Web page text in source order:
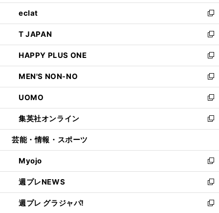
開
く
ウ
で
開
く
ン
ド
ウ
で
開
く
ウ
ィ
ン
ド
ウ
で
開
く
し
い
ウ
ィ
ン
ド
ウ
で
開
く
eclat
新
し
い
ウ
ィ
ン
ド
ウ
で
開
く
T JAPAN
新
し
い
ウ
ィ
ン
ド
ウ
で
開
HAPPY PLUS ONE
新
し
い
ウ
ィ
ン
ド
ウ
開
く
MEN'S NON-NO
新
し
い
ウ
ィ
ン
ウ
で
開
く
UOMO
新
し
い
ウ
ン
ド
ウ
で
開
く
集英社オンライン
新
し
ウ
ィ
ン
ド
ウ
で
芸能・情報・スポーツ
Myojo
新
し
い
ウ
ィ
週プレNEWS
新
し
い
週プレ グラジャパ!
新